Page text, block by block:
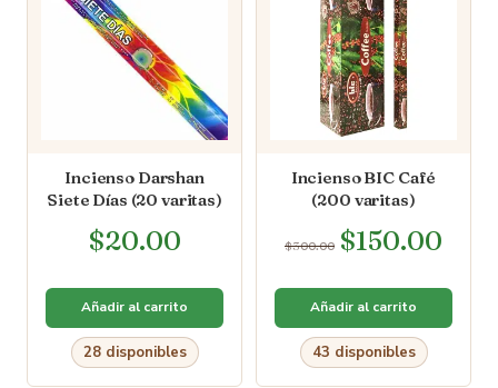
Incienso Darshan
Siete Días (20 varitas)
$20.00
Añadir al carrito
28 disponibles
Incienso BIC Café
(200 varitas)
$300.00 $150.00
Añadir al carrito
43 disponibles